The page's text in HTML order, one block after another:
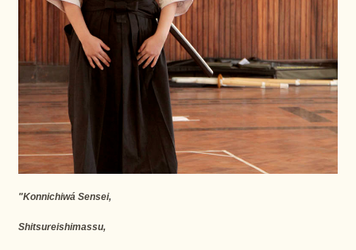
"Konnichiwá Sensei,
Shitsureishimassu,